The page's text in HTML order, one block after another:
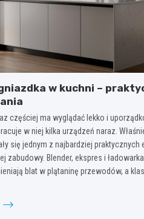
w kuchni –
częściej ma wyglądać lekko i
w niej kilka urządzeń naraz.
się jednym z najbardziej praktycznych
zabudowy. Blender, ekspres i
blat w plątaninę przewodów, a